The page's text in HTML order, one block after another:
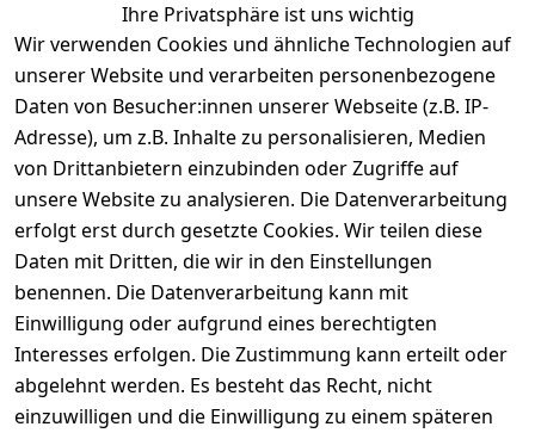
Ihre Privatsphäre ist uns wichtig
Wir verwenden Cookies und ähnliche Technologien auf
unserer Website und verarbeiten personenbezogene
Daten von Besucher:innen unserer Webseite (z.B. IP-
Adresse), um z.B. Inhalte zu personalisieren, Medien
von Drittanbietern einzubinden oder Zugriffe auf
unsere Website zu analysieren. Die Datenverarbeitung
erfolgt erst durch gesetzte Cookies. Wir teilen diese
Daten mit Dritten, die wir in den Einstellungen
benennen. Die Datenverarbeitung kann mit
Einwilligung oder aufgrund eines berechtigten
Interesses erfolgen. Die Zustimmung kann erteilt oder
abgelehnt werden. Es besteht das Recht, nicht
einzuwilligen und die Einwilligung zu einem späteren
Rechtliches
AGB
Impressum
Datenschutze
rklärung
Barrierefreihe
itserklärung
Widerrufsrec
ht
Service
Kontakt
Registrieren
Rechnungska
Kontakt
↺ 30 Tage
Widerrufsre
cht
Informatio
nen
Retourenlage
r: Eichenallee
3, 06184
Kabelsketal
Telefon: +49
1512 6260858
E-Mail:
info@konsyst
em.de
Über uns
★★★★☆
Top-Verkäufer
★★★★★
Bewertungen
Über 228.000